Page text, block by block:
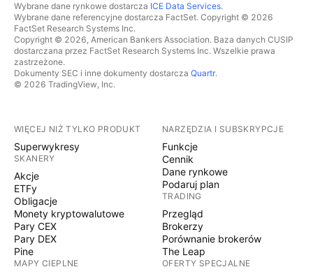
Wybrane dane rynkowe dostarcza ICE Data Services.
Wybrane dane referencyjne dostarcza FactSet. Copyright © 2026
FactSet Research Systems Inc.
Copyright © 2026, American Bankers Association. Baza danych CUSIP
dostarczana przez FactSet Research Systems Inc. Wszelkie prawa
zastrzeżone.
Dokumenty SEC i inne dokumenty dostarcza Quartr.
© 2026 TradingView, Inc.
WIĘCEJ NIŻ TYLKO PRODUKT
Superwykresy
SKANERY
Akcje
ETFy
Obligacje
Monety kryptowalutowe
Pary CEX
Pary DEX
Pine
MAPY CIEPLNE
NARZĘDZIA I SUBSKRYPCJE
Funkcje
Cennik
Dane rynkowe
Podaruj plan
TRADING
Przegląd
Brokerzy
Porównanie brokerów
The Leap
OFERTY SPECJALNE